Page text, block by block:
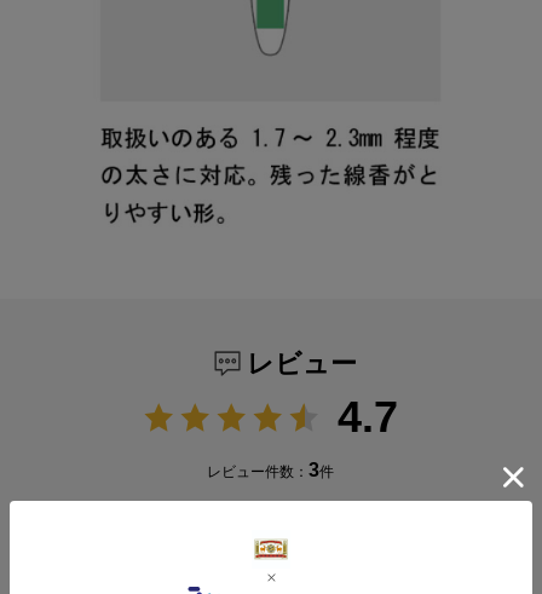
レビュー
4.7
レビュー件数：3件